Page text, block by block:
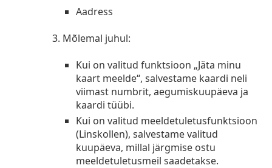
Aadress
Mõlemal juhul:
Kui on valitud funktsioon „Jäta minu
kaart meelde“, salvestame kaardi neli
viimast numbrit, aegumiskuupäeva ja
kaardi tüübi.
Kui on valitud meeldetuletusfunktsioon
(Linskollen), salvestame valitud
kuupäeva, millal järgmise ostu
meeldetuletusmeil saadetakse.